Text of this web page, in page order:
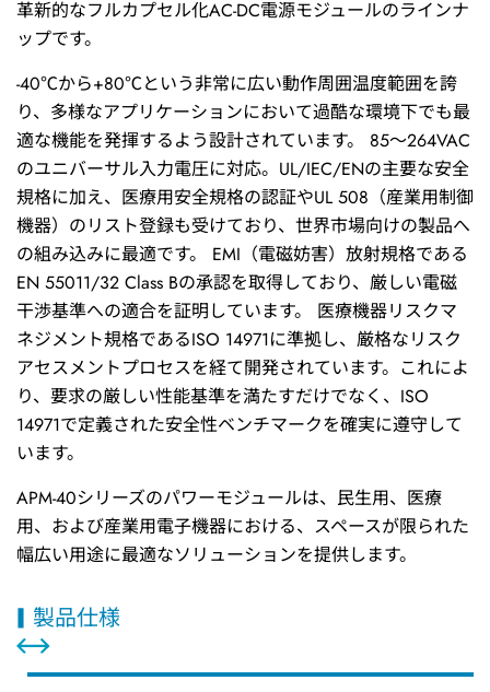
革新的なフルカプセル化AC-DC電源モジュールのラインナ
ップです。
-40℃から+80℃という非常に広い動作周囲温度範囲を誇
り、多様なアプリケーションにおいて過酷な環境下でも最
適な機能を発揮するよう設計されています。 85～264VAC
のユニバーサル入力電圧に対応。UL/IEC/ENの主要な安全
規格に加え、医療用安全規格の認証やUL 508（産業用制御
機器）のリスト登録も受けており、世界市場向けの製品へ
の組み込みに最適です。 EMI（電磁妨害）放射規格である
EN 55011/32 Class Bの承認を取得しており、厳しい電磁
干渉基準への適合を証明しています。 医療機器リスクマ
ネジメント規格であるISO 14971に準拠し、厳格なリスク
アセスメントプロセスを経て開発されています。これによ
り、要求の厳しい性能基準を満たすだけでなく、ISO
14971で定義された安全性ベンチマークを確実に遵守して
います。
APM-40シリーズのパワーモジュールは、民生用、医療
用、および産業用電子機器における、スペースが限られた
幅広い用途に最適なソリューションを提供します。
製品仕様